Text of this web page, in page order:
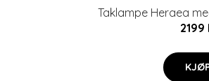
Taklampe Heraea
2199